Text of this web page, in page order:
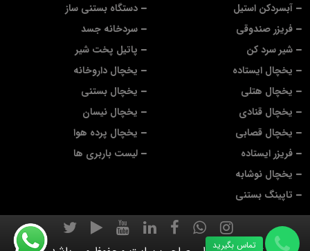
دستگاه بستنی ساز
سردخانه جسد
پاتیل پخت شیر
یخچال داروخانه
یخچال بستنی
یخچال نیسان
یخچال پرده هوا
لیست باربری ها
آبسردکن استیل
فریزر صندوقی
شیر سرد کن
یخچال ایستاده
یخچال هتلی
یخچال قنادی
یخچال قصابی
فریزر ایستاده
یخچال نوشابه
تاپینگ بستنی
تماس بگیرید